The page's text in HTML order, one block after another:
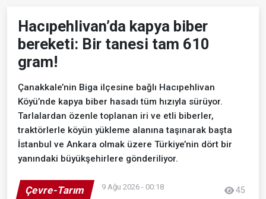
Hacıpehlivan’da kapya biber
bereketi: Bir tanesi tam 610
gram!
Çanakkale’nin Biga ilçesine bağlı Hacıpehlivan
Köyü’nde kapya biber hasadı tüm hızıyla sürüyor.
Tarlalardan özenle toplanan iri ve etli biberler,
traktörlerle köyün yükleme alanına taşınarak başta
İstanbul ve Ankara olmak üzere Türkiye’nin dört bir
yanındaki büyükşehirlere gönderiliyor.
Çevre-Tarım 9 Ağu 2026 - 00:18 45